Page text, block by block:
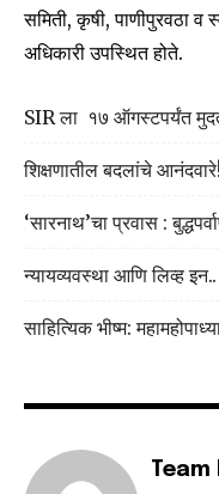
I've read and accept the
Fans
समिती, कृषी, पाणीपुरवठा व
अधिकारी उपस्थित होते.
SIR ला १७ ऑगस्टपर्यंत
शिक्षणातील बदलांचे आनंदवारे!
‘सारनाथ’चा प्रवास :
न्यायव्यवस्था आणि लिव्ह इन..
साहित्यिक भीष्म: